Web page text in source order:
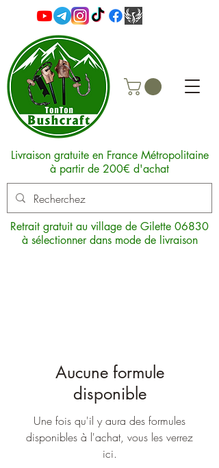
Livraison gratuite en France Métropolitaine
à partir de 200€ d'achat
Retrait gratuit au village de Gilette 06830
à sélectionner dans mode de livraison
Aucune formule
disponible
Une fois qu'il y aura des formules
disponibles à l'achat, vous les verrez
ici.